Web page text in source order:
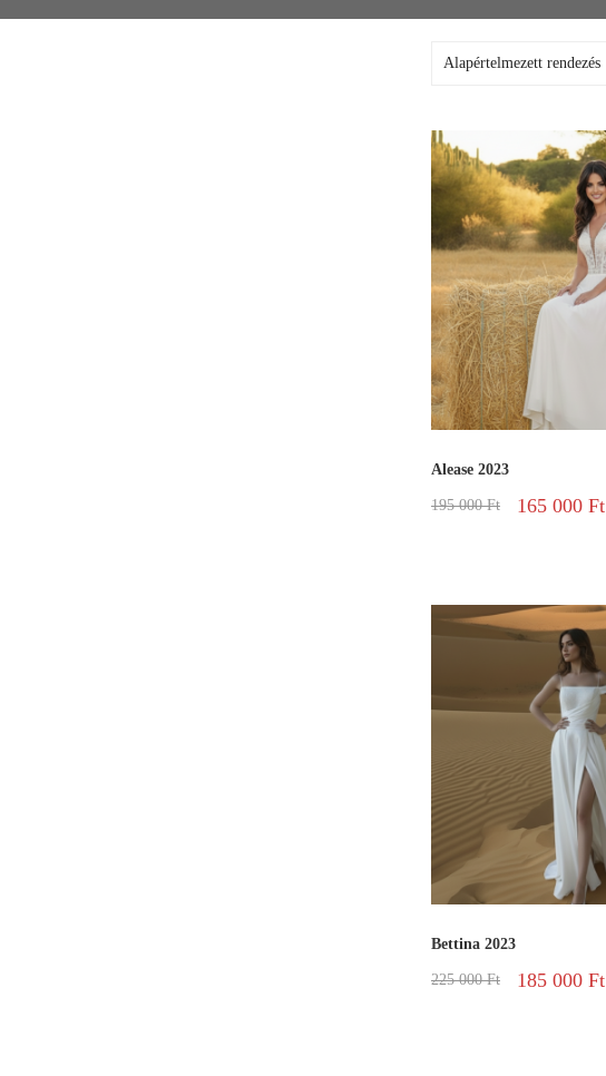
Alease 2023
195 000Ft 165 000 Ft
Bettina 2023
225 000Ft 185 000 Ft